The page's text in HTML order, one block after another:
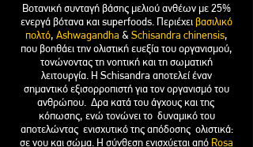
Βοτανική συνταγή βάσης μελιού ανθέων με 25%
ενεργά βότανα και superfoods. Περιέχει βασιλικό
πολτό, Ashwagandha & Schisandra chinensis,
που βοηθάει την ολιστική ευεξία του οργανισμού,
τονώνοντας τη νοητική και τη σωματική
λειτουργία. Η Schisandra αποτελεί έναν
σημαντικό εξισορροπιστή για τον οργανισμό του
ανθρώπου. Δρα κατά του άγχους και της
κόπωσης, ενώ τονώνει το δυναμικό του
αποτελώντας ενισχυτικό της απόδοσης ολιστικά:
σε νου και σώμα. Η σύνθεση ενισχύεται από Rosa